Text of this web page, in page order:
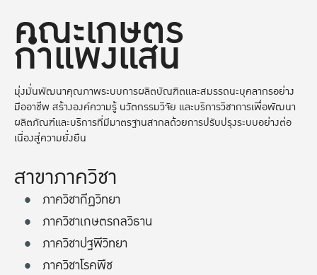
คณะเกษตร
กำแพงแสน
มุ่งมั่นพัฒนาคุณภาพระบบการผลิตบัณฑิตและสมรรถนะบุคลากรอย่าง
มืออาชีพ สร้างองค์ความรู้ นวัตกรรมวิจัย และบริการวิชาการเพื่อพัฒนา
ผลิตภัณฑ์และบริการที่มีมาตรฐานสากลด้วยการปรับปรุงระบบอย่างต่อ
เนื่องสู่ความยั่งยืน
สาขาภาควิชา
ภาควิชากีฏวิทยา
ภาควิชาเกษตรกลวิธาน
ภาควิชาปฐพีวิทยา
ภาควิชาโรคพืช